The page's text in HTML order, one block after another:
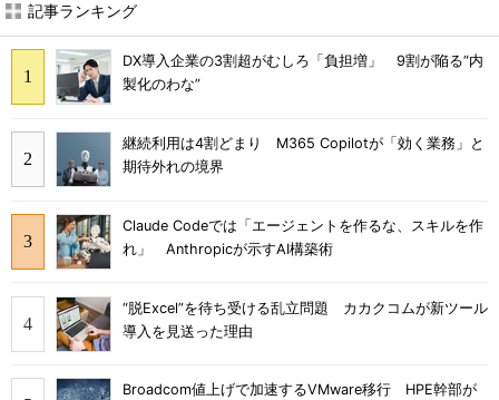
記事ランキング
DX導入企業の3割超がむしろ「負担増」 9割が陥る“内
製化のわな”
継続利用は4割どまり M365 Copilotが「効く業務」と
期待外れの境界
Claude Codeでは「エージェントを作るな、スキルを作
れ」 Anthropicが示すAI構築術
“脱Excel”を待ち受ける乱立問題 カカクコムが新ツール
導入を見送った理由
Broadcom値上げで加速するVMware移行 HPE幹部が